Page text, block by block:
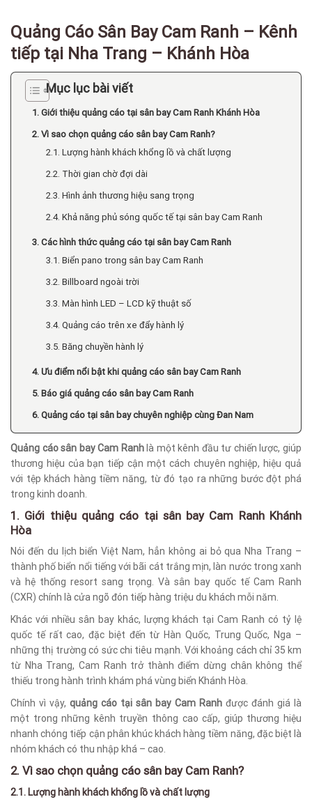
Quảng Cáo Sân Bay Cam Ranh – Kênh
tiếp tại Nha Trang – Khánh Hòa
Mục lục bài viết
1. Giới thiệu quảng cáo tại sân bay Cam Ranh Khánh Hòa
2. Vì sao chọn quảng cáo sân bay Cam Ranh?
2.1. Lượng hành khách khổng lồ và chất lượng
2.2. Thời gian chờ đợi dài
2.3. Hình ảnh thương hiệu sang trọng
2.4. Khả năng phủ sóng quốc tế tại sân bay Cam Ranh
3. Các hình thức quảng cáo tại sân bay Cam Ranh
3.1. Biển pano trong sân bay Cam Ranh
3.2. Billboard ngoài trời
3.3. Màn hình LED – LCD kỹ thuật số
3.4. Quảng cáo trên xe đẩy hành lý
3.5. Băng chuyền hành lý
4. Ưu điểm nổi bật khi quảng cáo sân bay Cam Ranh
5. Báo giá quảng cáo sân bay Cam Ranh
6. Quảng cáo tại sân bay chuyên nghiệp cùng Đan Nam
Quảng cáo sân bay Cam Ranhlà một kênh đầu tư chiến lược, giúp
thương hiệu của bạn tiếp cận một cách chuyên nghiệp, hiệu quả
với tệp khách hàng tiềm năng, từ đó tạo ra những bước đột phá
trong kinh doanh.
1. Giới thiệu quảng cáo tại sân bay Cam Ranh Khánh
Hòa
Nói đến du lịch biển Việt Nam, hẳn không ai bỏ qua Nha Trang –
thành phố biển nổi tiếng với bãi cát trắng mịn, làn nước trong xanh
và hệ thống resort sang trọng. Và sân bay quốc tế Cam Ranh
(CXR) chính là cửa ngõ đón tiếp hàng triệu du khách mỗi năm.
Khác với nhiều sân bay khác, lượng khách tại Cam Ranh có tỷ lệ
quốc tế rất cao, đặc biệt đến từ Hàn Quốc, Trung Quốc, Nga –
những thị trường có sức chi tiêu mạnh. Với khoảng cách chỉ 35 km
từ Nha Trang, Cam Ranh trở thành điểm dừng chân không thể
thiếu trong hành trình khám phá vùng biển Khánh Hòa.
Chính vì vậy, quảng cáo tại sân bay Cam Ranh được đánh giá là
một trong những kênh truyền thông cao cấp, giúp thương hiệu
nhanh chóng tiếp cận phân khúc khách hàng tiềm năng, đặc biệt là
nhóm khách có thu nhập khá – cao.
2. Vì sao chọn quảng cáo sân bay Cam Ranh?
2.1. Lượng hành khách khổng lồ và chất lượng